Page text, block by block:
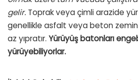
gelir. Toprak veya çimli arazide
genellikle asfalt veya beton
az yıpratır. Yürüyüşbatonları
yürüyebiliyorlar.